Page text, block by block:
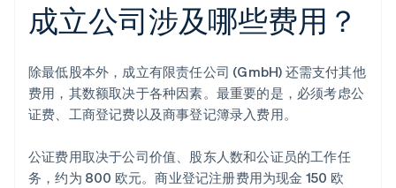
成立公司涉及哪些费用？
除最低股本外，成立有限责任公司 (GmbH) 还需支付其他
费用，其数额取决于各种因素。最重要的是，必须考虑公
证费、工商登记费以及商事登记簿录入费用。
公证费用取决于公司价值、股东人数和公证员的工作任
务，约为 800 欧元。商业登记注册费用为现金 150 欧
爱尔兰
English